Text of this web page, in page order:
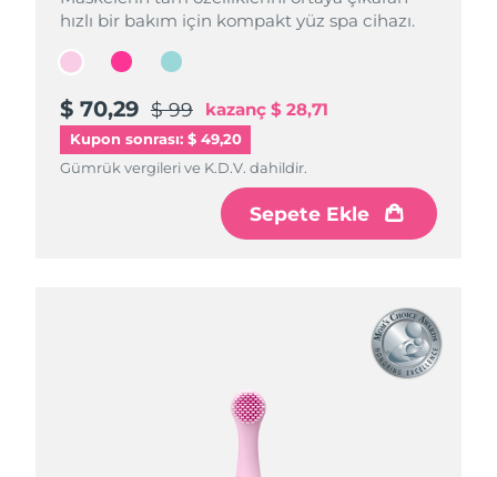
hızlı bir bakım için kompakt yüz spa cihazı.
$ 70,29 $ 99 kazanç $ 28,71
Kupon sonrası: $ 49,20
Gümrük vergileri ve K.D.V. dahildir.
Sepete Ekle
hızlı bir bakım için kompakt yüz spa cihazı.
$ 70,29 $ 99 kazanç $ 28,71
Gümrük vergileri ve K.D.V. dahildir.
Sepete Ekle
hızlı bir bakım için kompakt yüz spa cihazı.
$ 70,29 $ 99 kazanç $ 28,71
Gümrük vergileri ve K.D.V. dahildir.
Sepete Ekle